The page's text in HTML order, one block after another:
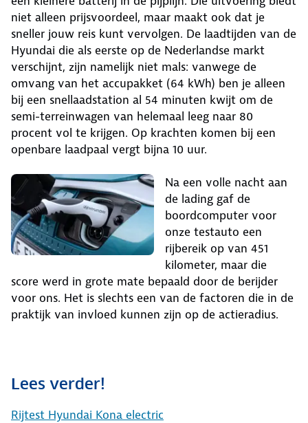
niet alleen prijsvoordeel, maar maakt ook dat je
sneller jouw reis kunt vervolgen. De laadtijden van de
Hyundai die als eerste op de Nederlandse markt
verschijnt, zijn namelijk niet mals: vanwege de
omvang van het accupakket (64 kWh) ben je alleen
bij een snellaadstation al 54 minuten kwijt om de
semi-terreinwagen van helemaal leeg naar 80
procent vol te krijgen. Op krachten komen bij een
openbare laadpaal vergt bijna 10 uur.
Na een volle nacht aan
de lading gaf de
boordcomputer voor
onze testauto een
rijbereik op van 451
kilometer, maar die
score werd in grote mate bepaald door de berijder
voor ons. Het is slechts een van de factoren die in de
praktijk van invloed kunnen zijn op de actieradius.
Lees verder!
Rijtest Hyundai Kona electric